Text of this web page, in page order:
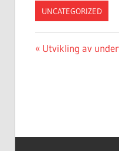
UNCATEGORIZED
Forrige
Utvikling av